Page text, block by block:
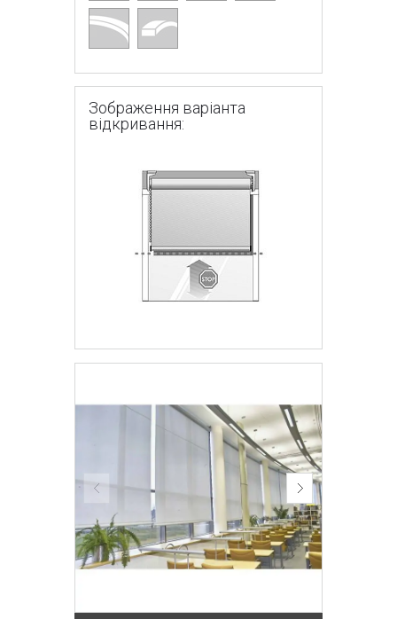
Зображення варіанта
відкривання: